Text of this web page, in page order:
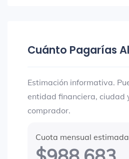
Cuánto Pagarías
Estimación informativa.
entidad financiera, ciudad
comprador.
Cuota mensual estimada